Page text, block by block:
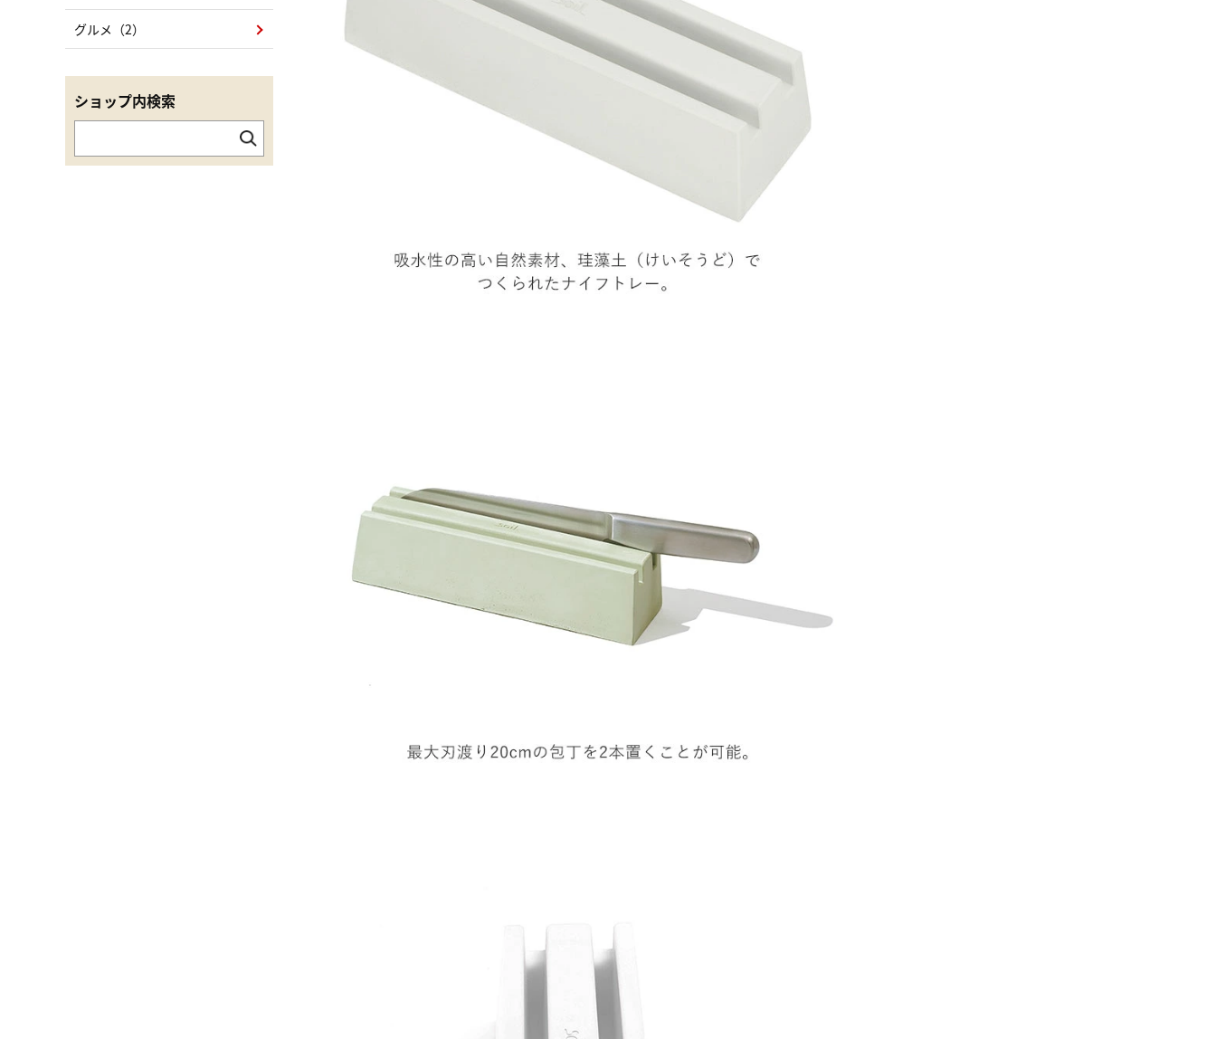
グルメ（2）
ショップ内検索